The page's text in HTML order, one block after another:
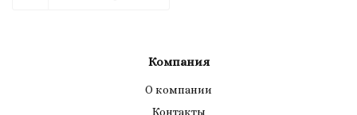
Компания
О компании
Контакты